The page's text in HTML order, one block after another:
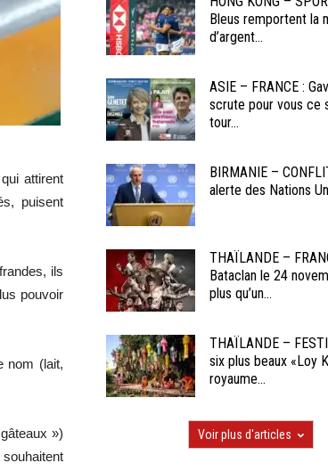
attirent
puisent
ils
pouvoir
nom (lait,
»)
Bleus remportent la
d’argent...
ASIE – FRANCE :
scrute pour vous ce
tour...
BIRMANIE –
alerte des Nations
THAÏLANDE –
Bataclan le 24
plus qu’un...
THAÏLANDE –
six plus beaux «Loy
royaume...
Voir plus d'articles